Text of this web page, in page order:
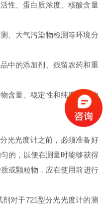
、蛋白质浓度、核酸含量
大气污染物检测等环境分
的添加剂、残留农药和重
量、稳定性和纯度等药物
光度计之前，必须准备好
的，以便在测量时能够获得
或颗粒物，应在使用前进行
对于721型分光光度计的测